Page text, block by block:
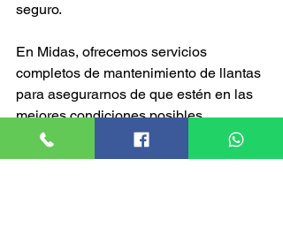
seguro.
En Midas, ofrecemos servicios
completos de mantenimiento de llantas
para asegurarnos de que estén en las
mejores condiciones posibles.
Nuestros técnicos están capacitados
para realizar revisiones exhaustivas y